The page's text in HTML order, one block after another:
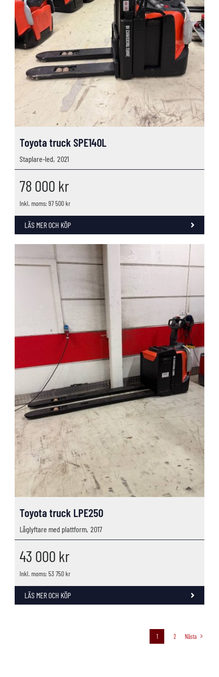
Toyota truck SPE140L
Staplare-led, 2021
78 000 kr
Inkl. moms: 97 500 kr
LÄS MER OCH KÖP
Toyota truck LPE250
Låglyftare med plattform, 2017
43 000 kr
Inkl. moms: 53 750 kr
LÄS MER OCH KÖP
1 2 Nästa